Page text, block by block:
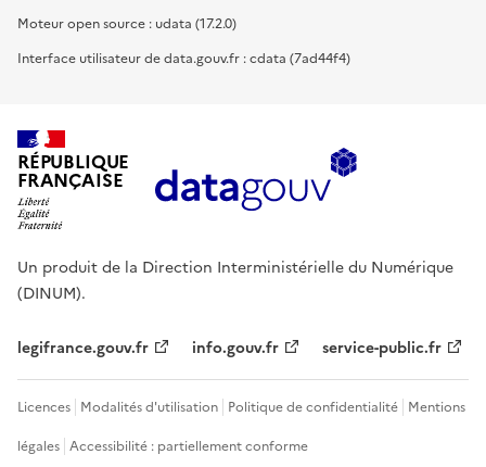
Moteur open source : udata (17.2.0)
Interface utilisateur de data.gouv.fr : cdata (7ad44f4)
RÉPUBLIQUE
FRANÇAISE
Un produit de la Direction Interministérielle du Numérique
(DINUM).
legifrance.gouv.fr info.gouv.fr service-public.fr
Licences Modalités d'utilisation Politique de confidentialité Mentions
légales Accessibilité : partiellement conforme